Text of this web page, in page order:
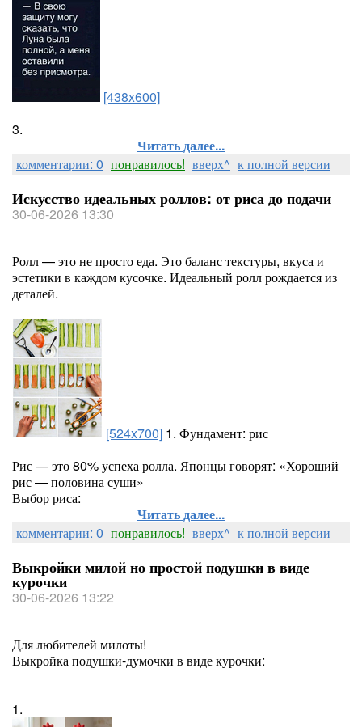
[438x600]
3.
Читать далее...
комментарии: 0 понравилось! вверх^ к полной версии
Искусство идеальных роллов: от риса до подачи
30-06-2026 13:30
Ролл — это не просто еда. Это баланс текстуры, вкуса и
эстетики в каждом кусочке. Идеальный ролл рождается из
деталей.
[524x700] 1. Фундамент: рис
Рис — это 80% успеха ролла. Японцы говорят: «Хороший
рис — половина суши»
Выбор риса:
Читать далее...
комментарии: 0 понравилось! вверх^ к полной версии
Выкройки милой но простой подушки в виде
курочки
30-06-2026 13:22
Для любителей милоты!
Выкройка подушки-думочки в виде курочки:
1.